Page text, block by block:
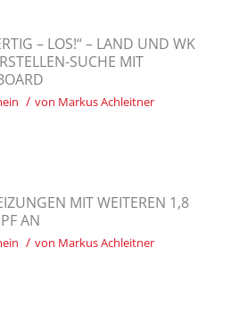
– LOS!“ – LAND UND WK
SUCHE MIT
/ von Markus Achleitner
MIT WEITEREN 1,8
AN
/ von Markus Achleitner